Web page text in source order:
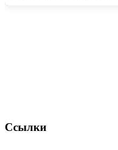
Ссылки